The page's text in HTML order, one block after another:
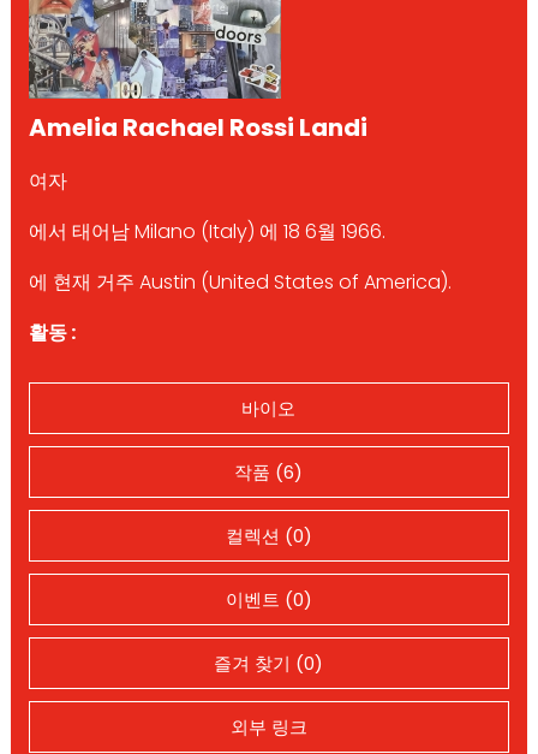
Amelia Rachael Rossi Landi
여자
에서 태어남 Milano (Italy) 에 18 6월 1966.
에 현재 거주 Austin (United States of America).
활동 :
바이오
작품 (6)
컬렉션 (0)
이벤트 (0)
즐겨 찾기 (0)
외부 링크